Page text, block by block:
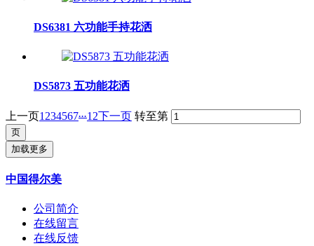
DS6381 六功能手持花洒
DS5873 五功能花洒
上一页1 234567...12下一页 转至第
加载更多
中国得尔美
公司简介
在线留言
在线反馈